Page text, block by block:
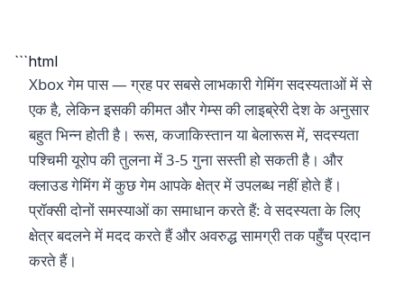
```html
Xbox गेम पास — ग्रह पर सबसे लाभकारी गेमिंग सदस्यताओं में से
एक है, लेकिन इसकी कीमत और गेम्स की लाइब्रेरी देश के अनुसार
बहुत भिन्न होती है। रूस, कजाकिस्तान या बेलारूस में, सदस्यता
पश्चिमी यूरोप की तुलना में 3-5 गुना सस्ती हो सकती है। और
क्लाउड गेमिंग में कुछ गेम आपके क्षेत्र में उपलब्ध नहीं होते हैं।
प्रॉक्सी दोनों समस्याओं का समाधान करते हैं: वे सदस्यता के लिए
क्षेत्र बदलने में मदद करते हैं और अवरुद्ध सामग्री तक पहुँच प्रदान
करते हैं।